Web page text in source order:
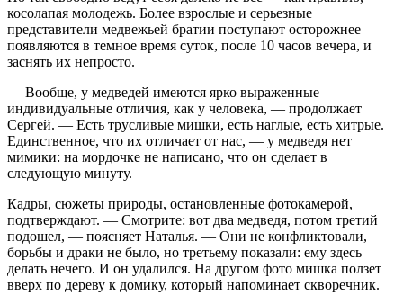
косолапая молодежь. Более взрослые и серьезные
представители медвежьей братии поступают осторожнее —
появляются в темное время суток, после 10 часов вечера, и
заснять их непросто.
— Вообще, у медведей имеются ярко выраженные
индивидуальные отличия, как у человека, — продолжает
Сергей. — Есть трусливые мишки, есть наглые, есть хитрые.
Единственное, что их отличает от нас, — у медведя нет
мимики: на мордочке не написано, что он сделает в
следующую минуту.
Кадры, сюжеты природы, остановленные фотокамерой,
подтверждают. — Смотрите: вот два медведя, потом третий
подошел, — поясняет Наталья. — Они не конфликтовали,
борьбы и драки не было, но третьему показали: ему здесь
делать нечего. И он удалился. На другом фото мишка ползет
вверх по дереву к домику, который напоминает скворечник.